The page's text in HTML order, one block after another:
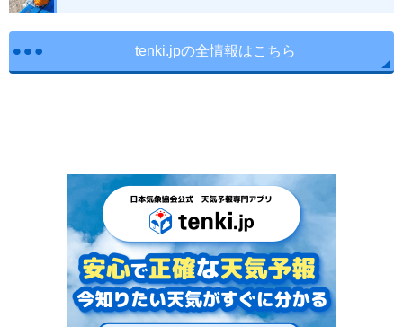
tenki.jpの全情報はこちら